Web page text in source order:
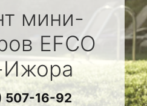
мини-
EFCO
Ижора
507-16-92